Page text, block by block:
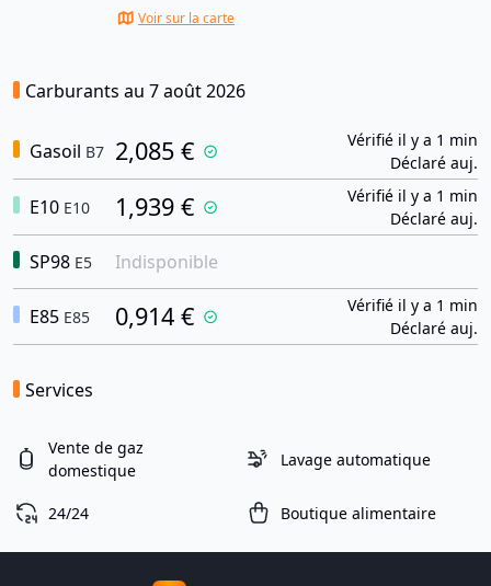
Voir sur la carte
Carburants au 7 août 2026
Gasoil B7 2,085 €
Vérifié il y a 1 min
Déclaré auj.
E10 E10 1,939 €
Vérifié il y a 1 min
Déclaré auj.
SP98 E5 Indisponible
E85 E85 0,914 €
Vérifié il y a 1 min
Déclaré auj.
Services
Vente de gaz
domestique
Lavage automatique
24/24 Boutique alimentaire